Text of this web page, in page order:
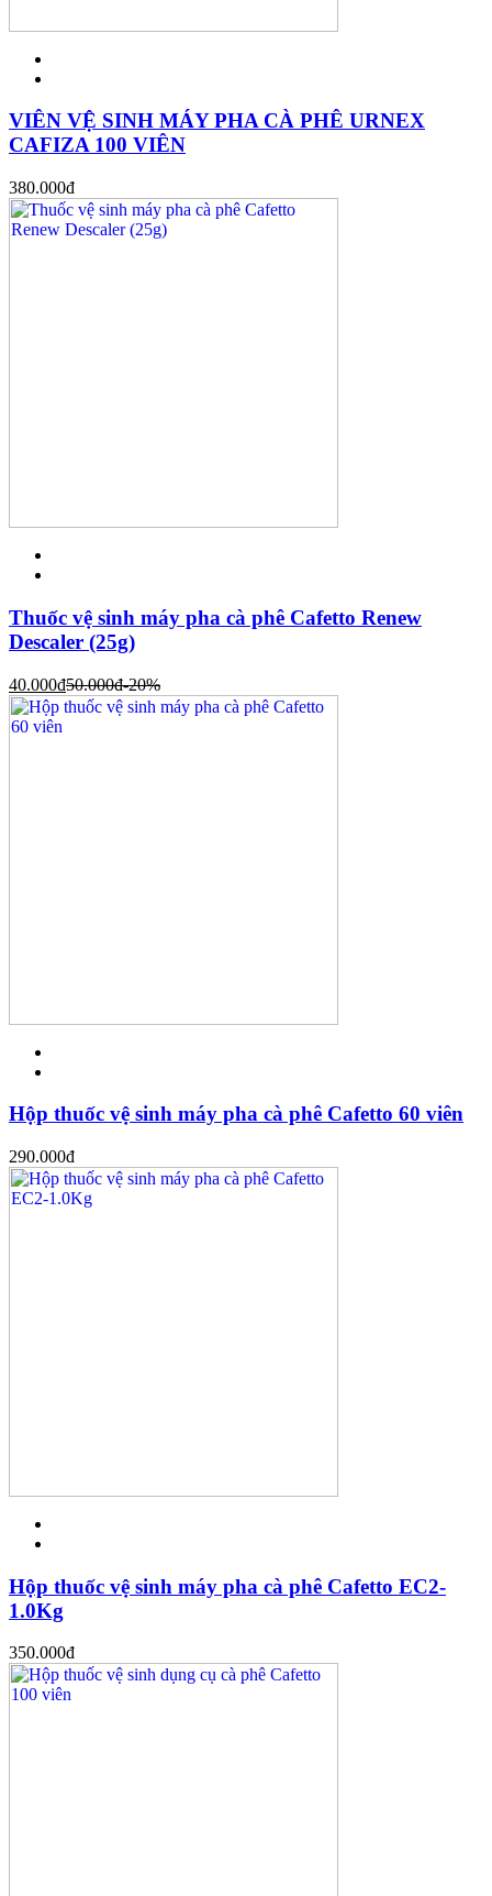
VIÊN VỆ SINH MÁY PHA CÀ PHÊ URNEX
CAFIZA 100 VIÊN
380.000đ
Thuốc vệ sinh máy pha cà phê Cafetto Renew
Descaler (25g)
40.000đ50.000đ-20%
Hộp thuốc vệ sinh máy pha cà phê Cafetto 60 viên
290.000đ
Hộp thuốc vệ sinh máy pha cà phê Cafetto EC2-
1.0Kg
350.000đ